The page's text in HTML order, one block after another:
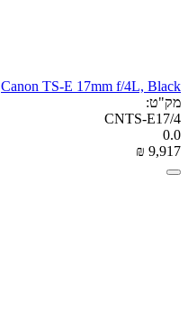
Canon TS-E 17mm f/4L, Black
מק"ט:
CNTS-E17/4
0.0
₪ 9,917